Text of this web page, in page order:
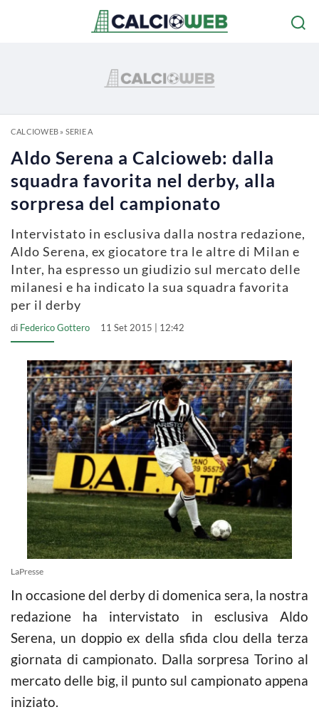
CALCIOWEB» SERIE A
Aldo Serena a Calcioweb: dalla
squadra favorita nel derby, alla
sorpresa del campionato
Intervistato in esclusiva dalla nostra redazione,
Aldo Serena, ex giocatore tra le altre di Milan e
Inter, ha espresso un giudizio sul mercato delle
milanesi e ha indicato la sua squadra favorita
per il derby
di Federico Gottero 11 Set 2015 | 12:42
LaPresse
In occasione del derby di domenica sera, la nostra
redazione ha intervistato in esclusiva Aldo
Serena, un doppio ex della sfida clou della terza
giornata di campionato. Dalla sorpresa Torino al
mercato delle big, il punto sul campionato appena
iniziato.